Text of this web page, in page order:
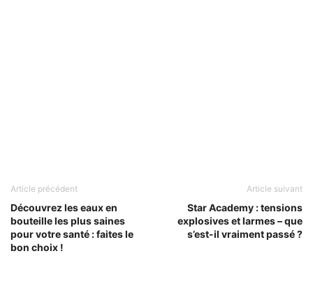
Article précédent
Découvrez les eaux en
bouteille les plus saines
pour votre santé : faites le
bon choix !
Article suivant
Star Academy : tensions
explosives et larmes – que
s’est-il vraiment passé ?